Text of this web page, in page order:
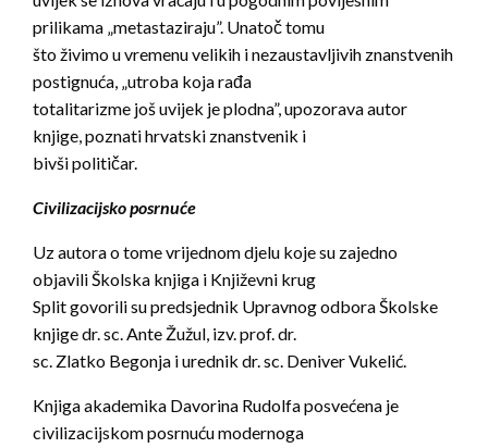
prilikama „metastaziraju”. Unatoč tomu
što živimo u vremenu velikih i nezaustavljivih znanstvenih
postignuća, „utroba koja rađa
totalitarizme još uvijek je plodna”, upozorava autor
knjige, poznati hrvatski znanstvenik i
bivši političar.
Civilizacijsko posrnuće
Uz autora o tome vrijednom djelu koje su zajedno
objavili Školska knjiga i Književni krug
Split govorili su predsjednik Upravnog odbora Školske
knjige dr. sc. Ante Žužul, izv. prof. dr.
sc. Zlatko Begonja i urednik dr. sc. Deniver Vukelić.
Knjiga akademika Davorina Rudolfa posvećena je
civilizacijskom posrnuću modernoga